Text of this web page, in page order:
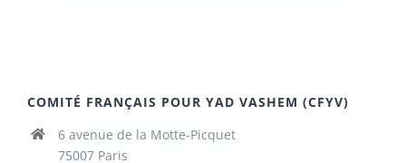
COMITÉ FRANÇAIS POUR YAD VASHEM (CFYV)
6 avenue de la Motte-Picquet
75007 Paris